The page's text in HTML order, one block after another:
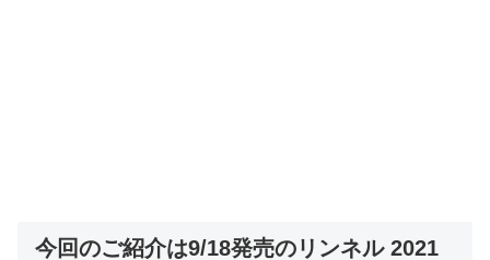
今回のご紹介は9/18発売のリンネル 2021